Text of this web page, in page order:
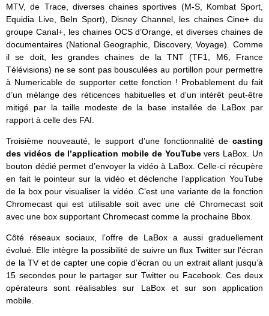
MTV, de Trace, diverses chaines sportives (M-S, Kombat Sport,
Equidia Live, BeIn Sport), Disney Channel, les chaines Cine+ du
groupe Canal+, les chaines OCS d’Orange, et diverses chaines de
documentaires (National Geographic, Discovery, Voyage). Comme
il se doit, les grandes chaines de la TNT (TF1, M6, France
Télévisions) ne se sont pas bousculées au portillon pour permettre
à Numericable de supporter cette fonction ! Probablement du fait
d’un mélange des réticences habituelles et d’un intérêt peut-être
mitigé par la taille modeste de la base installée de LaBox par
rapport à celle des FAI.
Troisième nouveauté, le support d’une fonctionnalité de casting
des vidéos de l’application mobile de YouTubevers LaBox. Un
bouton dédié permet d’envoyer la vidéo à LaBox. Celle-ci récupère
en fait le pointeur sur la vidéo et déclenche l’application YouTube
de la box pour visualiser la vidéo. C’est une variante de la fonction
Chromecast qui est utilisable soit avec une clé Chromecast soit
avec une box supportant Chromecast comme la prochaine Bbox.
Côté réseaux sociaux, l’offre de LaBox a aussi graduellement
évolué. Elle intègre la possibilité de suivre un flux Twitter sur l’écran
de la TV et de capter une copie d’écran ou un extrait allant jusqu’à
15 secondes pour le partager sur Twitter ou Facebook. Ces deux
opérateurs sont réalisables sur LaBox et sur son application
mobile.